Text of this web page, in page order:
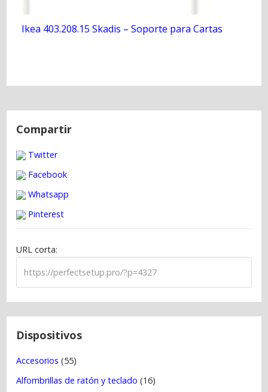
Ikea 403.208.15 Skadis – Soporte para Cartas
N
e
n
Compartir
Twitter
Facebook
Whatsapp
Pinterest
URL corta:
Dispositivos
Accesorios (55)
Alfombrillas de ratón y teclado (16)